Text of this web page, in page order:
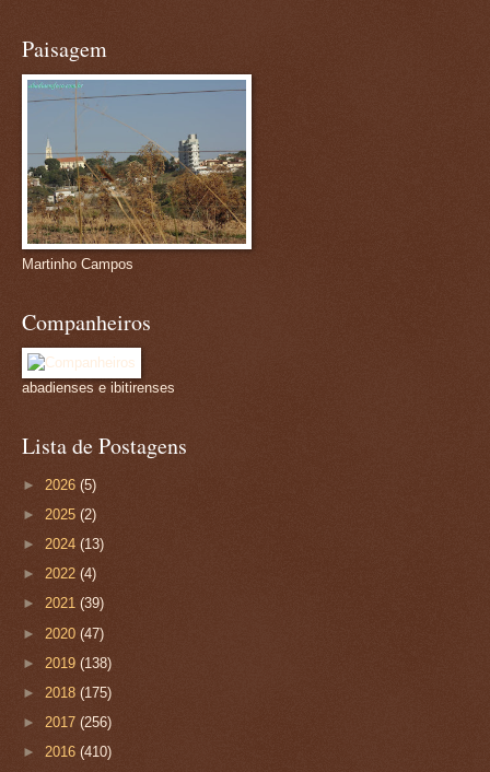
Paisagem
Martinho Campos
Companheiros
abadienses e ibitirenses
Lista de Postagens
► 2026 (5)
► 2025 (2)
► 2024 (13)
► 2022 (4)
► 2021 (39)
► 2020 (47)
► 2019 (138)
► 2018 (175)
► 2017 (256)
► 2016 (410)